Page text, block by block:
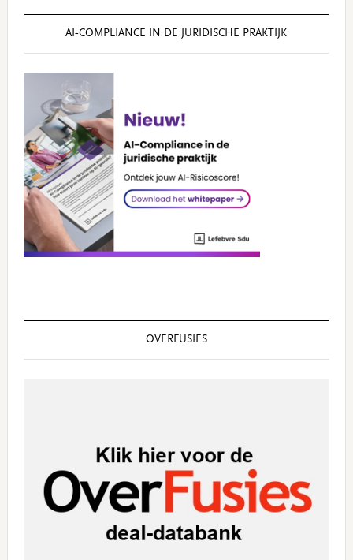
AI‑COMPLIANCE IN DE JURIDISCHE PRAKTIJK
OVERFUSIES